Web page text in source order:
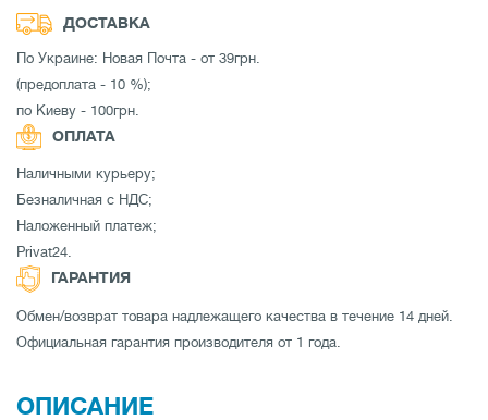
ДОСТАВКА
По Украине: Новая Почта - от 39грн.
(предоплата - 10 %);
по Киеву - 100грн.
ОПЛАТА
Наличными курьеру;
Безналичная с НДС;
Наложенный платеж;
Privat24.
ГАРАНТИЯ
Обмен/возврат товара надлежащего качества в течение 14 дней.
Официальная гарантия производителя от 1 года.
ОПИСАНИЕ